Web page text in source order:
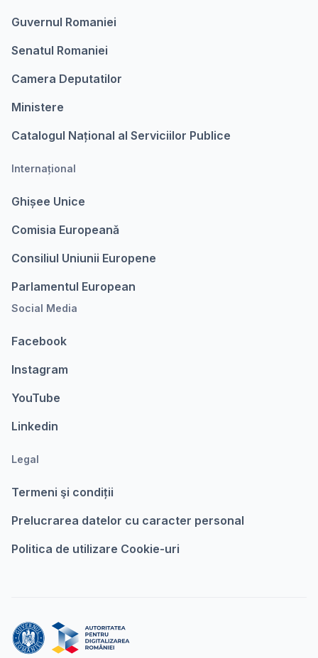
Guvernul Romaniei
Senatul Romaniei
Camera Deputatilor
Ministere
Catalogul Național al Serviciilor Publice
Internațional
Ghișee Unice
Comisia Europeanǎ
Consiliul Uniunii Europene
Parlamentul European
Social Media
Facebook
Instagram
YouTube
Linkedin
Legal
Termeni şi condiții
Prelucrarea datelor cu caracter personal
Politica de utilizare Cookie-uri